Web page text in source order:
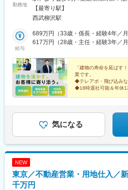
勤務地
【最寄り駅】
西武柳沢駅
給与
689万円（33歳・係長・経験4年／月
617万円（28歳・主任・経験3年／月
「建物の寿命を延ばす
業です。
◆テレアポ・飛び込みな
◆18時退社可能＆年休
気になる
NEW
東京／不動産営業・用地仕入／
千万円